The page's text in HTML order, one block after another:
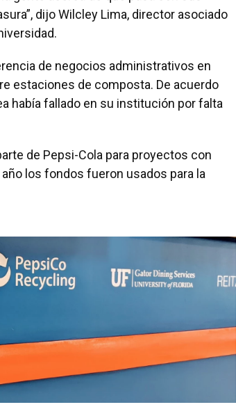
dijo Wilcley Lima, director asociado
de negocios administrativos en
estaciones de composta. De acuerdo
había fallado en su institución por falta
de Pepsi-Cola para proyectos con
los fondos fueron usados para la